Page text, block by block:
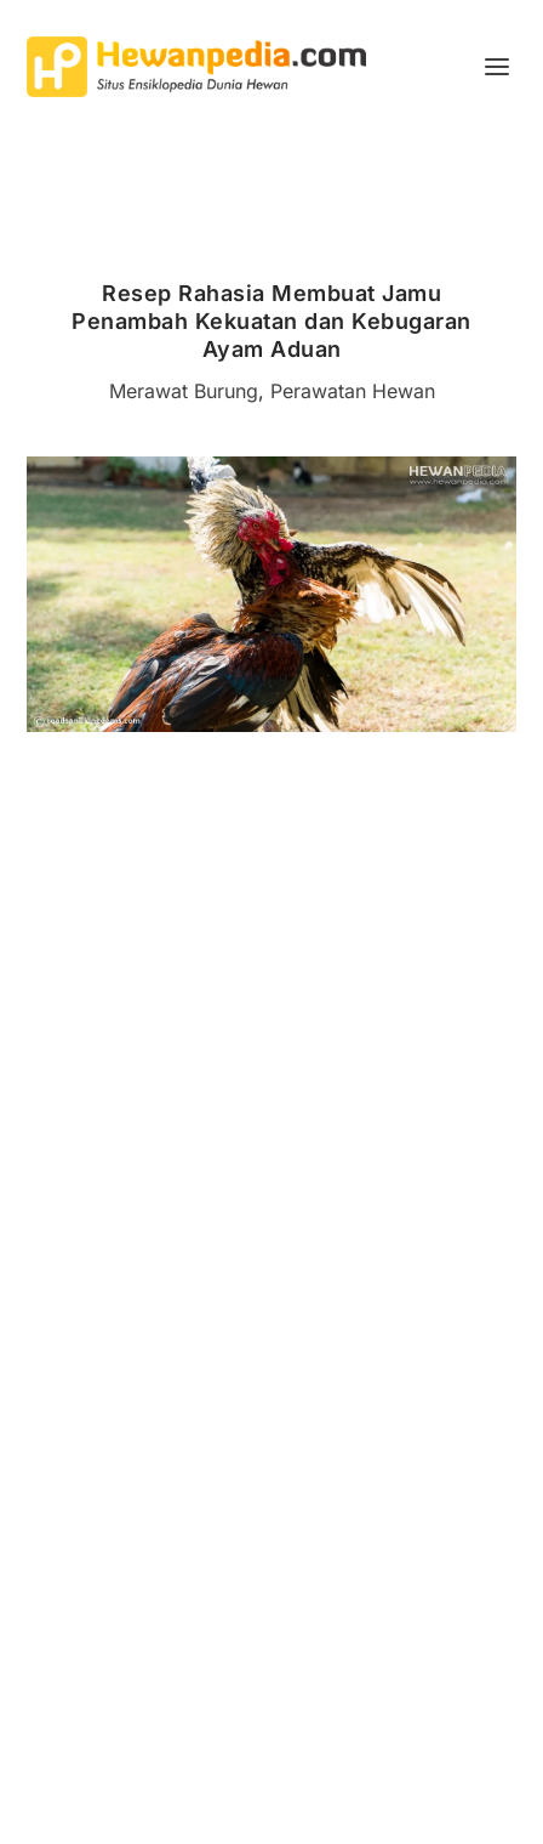
Resep Rahasia Membuat Jamu
Penambah Kekuatan dan Kebugaran
Ayam Aduan
Merawat Burung, Perawatan Hewan